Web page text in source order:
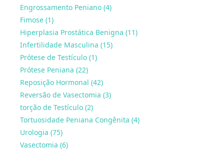
Engrossamento Peniano (4)
Fimose (1)
Hiperplasia Prostática Benigna (11)
Infertilidade Masculina (15)
Prótese de Testículo (1)
Prótese Peniana (22)
Reposição Hormonal (42)
Reversão de Vasectomia (3)
torção de Testículo (2)
Tortuosidade Peniana Congênita (4)
Urologia (75)
Vasectomia (6)